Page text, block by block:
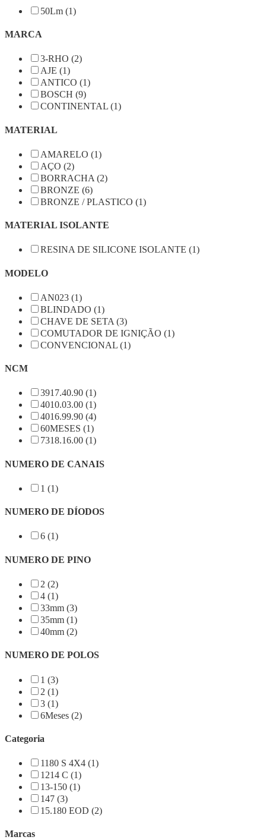
50Lm (1)
MARCA
3-RHO (2)
AJE (1)
ANTICO (1)
BOSCH (9)
CONTINENTAL (1)
MATERIAL
AMARELO (1)
AÇO (2)
BORRACHA (2)
BRONZE (6)
BRONZE / PLASTICO (1)
MATERIAL ISOLANTE
RESINA DE SILICONE ISOLANTE (1)
MODELO
AN023 (1)
BLINDADO (1)
CHAVE DE SETA (3)
COMUTADOR DE IGNIÇÃO (1)
CONVENCIONAL (1)
NCM
3917.40.90 (1)
4010.03.00 (1)
4016.99.90 (4)
60MESES (1)
7318.16.00 (1)
NUMERO DE CANAIS
1 (1)
NUMERO DE DÍODOS
6 (1)
NUMERO DE PINO
2 (2)
4 (1)
33mm (3)
35mm (1)
40mm (2)
NUMERO DE POLOS
1 (3)
2 (1)
3 (1)
6Meses (2)
Categoria
1180 S 4X4 (1)
1214 C (1)
13-150 (1)
147 (3)
15.180 EOD (2)
Marcas